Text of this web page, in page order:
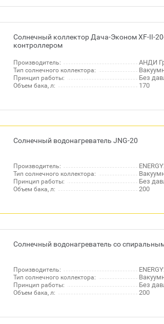
Солнечный коллектор Дача-Эконом XF-II-
контроллером
Производитель: АНДИ
Тип солнечного коллектора:
Принцип работы: Без
Объем бака, л: 170
Солнечный водонагреватель JNG-20
Производитель:
Тип солнечного коллектора:
Принцип работы: Без
Объем бака, л: 200
Солнечный водонагреватель со
Производитель:
Тип солнечного коллектора:
Принцип работы: Без
Объем бака, л: 200